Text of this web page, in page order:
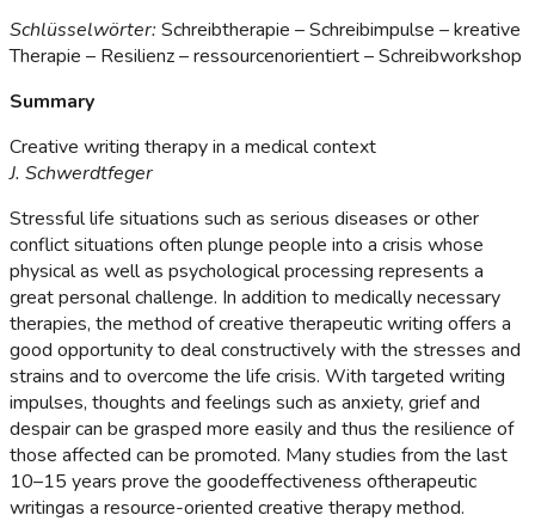
Schlüsselwörter: Schreibtherapie – Schreibimpulse – kreative
Therapie – Resilienz – ressourcenorientiert – Schreibworkshop
Summary
Creative writing therapy in a medical context
J. Schwerdtfeger
Stressful life situations such as serious diseases or other
conflict situations often plunge people into a crisis whose
physical as well as psychological processing represents a
great personal challenge. In addition to medically necessary
therapies, the method of creative therapeutic writing offers a
good opportunity to deal constructively with the stresses and
strains and to overcome the life crisis. With targeted writing
impulses, thoughts and feelings such as anxiety, grief and
despair can be grasped more easily and thus the resilience of
those affected can be promoted. Many studies from the last
10–15 years prove the goodeffectiveness oftherapeutic
writingas a resource-oriented creative therapy method.